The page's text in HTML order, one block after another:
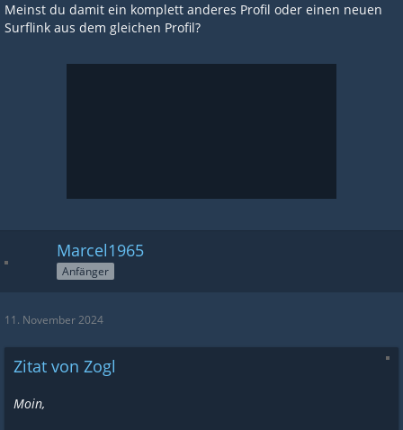
Meinst du damit ein komplett anderes Profil oder einen neuen
Surflink aus dem gleichen Profil?
Marcel1965
Anfänger
11. November 2024
Zitat von Zogl
Moin,